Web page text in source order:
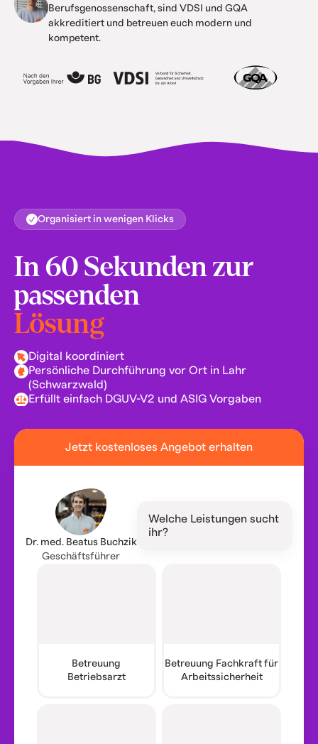
Berufsgenossenschaft, sind VDSI und GQA
akkreditiert und betreuen euch modern und
kompetent.
Organisiert in wenigen Klicks
In 60 Sekunden zur
passenden
Lösung
Digital koordiniert
Persönliche Durchführung vor Ort in Lahr
(Schwarzwald)
Erfüllt einfach DGUV-V2 und ASIG Vorgaben
Jetzt kostenloses Angebot erhalten
Dr. med. Beatus Buchzik
Geschäftsführer
Welche Leistungen sucht
ihr?
Betreuung
Betriebsarzt
Betreuung Fachkraft für
Arbeitssicherheit